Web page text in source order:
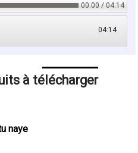
00:00 / 04:14
04:14
à télécharger
naye